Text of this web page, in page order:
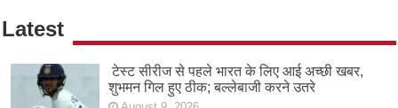
Latest
टेस्ट सीरीज से पहले भारत के लिए आई अच्छी खबर,
शुभमन गिल हुए ठीक; बल्लेबाजी करने उतरे